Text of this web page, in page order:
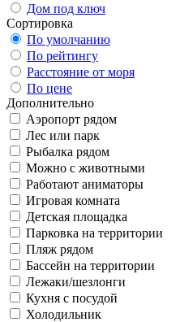
Дом под ключ
Сортировка
По умолчанию
По рейтингу
Расстояние от моря
По цене
Дополнительно
Аэропорт рядом
Лес или парк
Рыбалка рядом
Можно с животными
Работают аниматоры
Игровая комната
Детская площадка
Парковка на территории
Пляж рядом
Бассейн на территории
Лежаки/шезлонги
Кухня с посудой
Холодильник